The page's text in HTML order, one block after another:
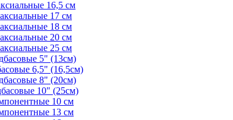
16,5 см
17 см
18 см
20 см
25 см
5" (13см)
6,5" (16,5см)
8" (20см)
10" (25см)
10 см
13 см